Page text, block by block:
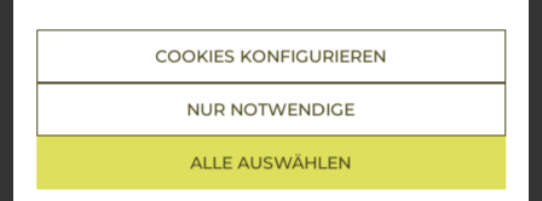
COOKIES KONFIGURIEREN
NUR NOTWENDIGE
ALLE AUSWÄHLEN